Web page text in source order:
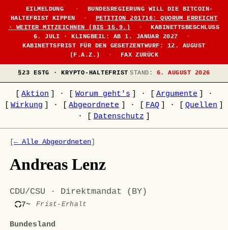
EILMELDUNG ·
BUNDESREGIERUNG WILL DIE BITCOIN-
HALTEFRIST KIPPEN
·
PETITION 201716: QUORUM ERREICHT
· WEITER MITZEICHNEN (BIS 15.9.)
·
KABINETTSBESCHLUSS
6. JULI · KLINGBEIL: AB 1. JANUAR 2027
·
KABINETTSFRIST FÜR DEN GESETZENTWURF: 12. AUGUST
(F.A.Z.)
· FAX ZURÜCK
§23 ESTG · KRYPTO-HALTEFRIST STAND: 6. AUGUST 2026
Aktion · Worum geht's · Argumente
·
Wirkung · Abgeordnete · FAQ · Quellen
·
Datenschutz
[← Alle Abgeordneten]
Andreas Lenz
CDU/CSU · Direktmandat (BY)
7~ Frist-Erhalt
Bundesland